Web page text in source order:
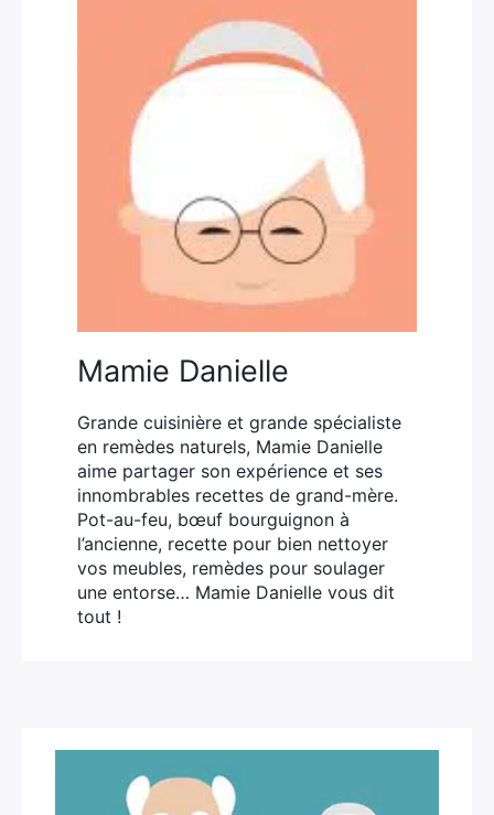
Mamie Danielle
Grande cuisinière et grande spécialiste
en remèdes naturels, Mamie Danielle
aime partager son expérience et ses
innombrables recettes de grand-mère.
Pot-au-feu, bœuf bourguignon à
l’ancienne, recette pour bien nettoyer
vos meubles, remèdes pour soulager
une entorse… Mamie Danielle vous dit
tout !